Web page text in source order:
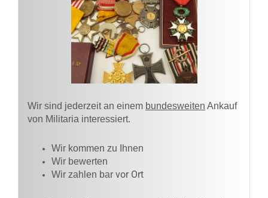
Wir sind jederzeit an einem bundesweiten Ankauf
von Militaria interessiert.
Wir kommen zu Ihnen​
Wir bewerten
Wir zahlen bar vor Ort